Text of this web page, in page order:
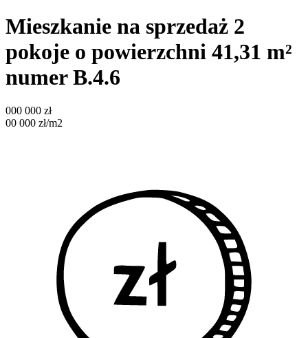
Mieszkanie na sprzedaż 2
pokoje o powierzchni 41,31 m²
numer B.4.6
000 000 zł
00 000 zł/m2